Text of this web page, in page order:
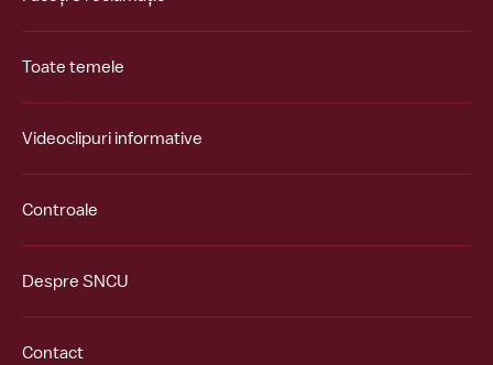
Toate temele
Videoclipuri informative
Controale
Despre SNCU
Contact